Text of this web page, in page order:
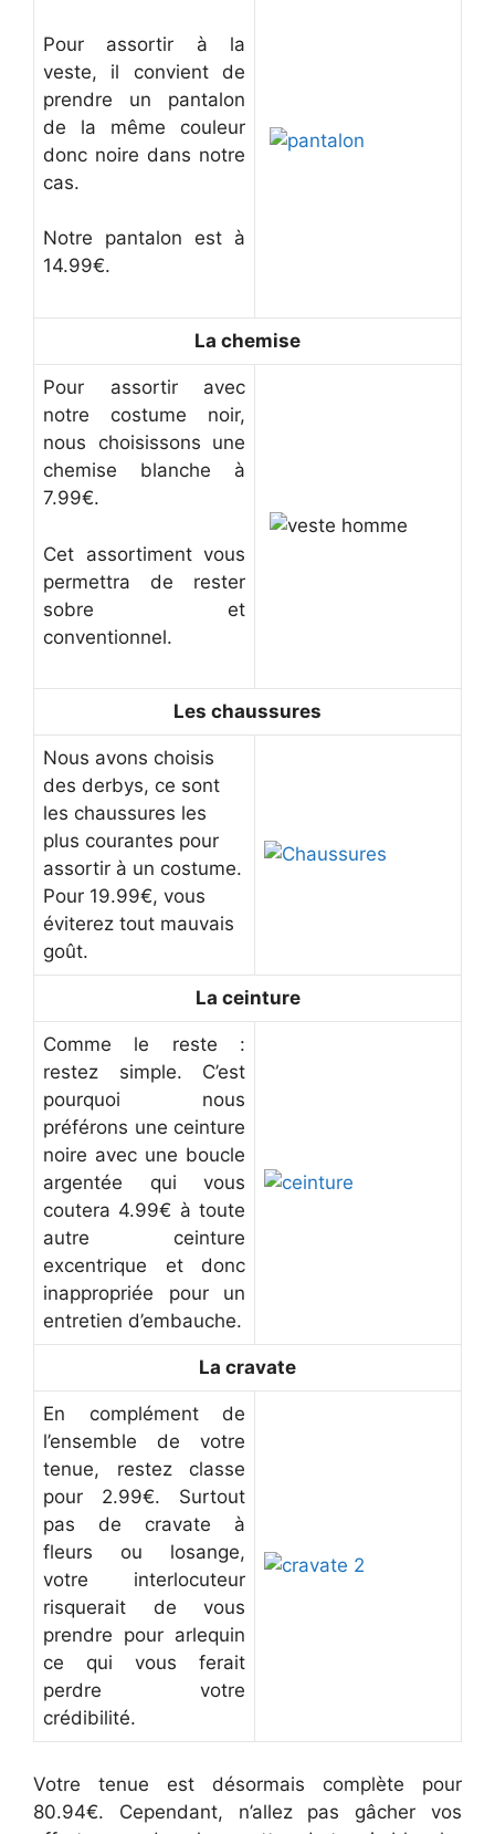
Pour assortir à la
veste, il convient de
prendre un pantalon
de la même couleur
donc noire dans notre
cas.
Notre pantalon est à
14.99€.
La chemise
Pour assortir avec
notre costume noir,
nous choisissons une
chemise blanche à
7.99€.
Cet assortiment vous
permettra de rester
sobre et
conventionnel.
Les chaussures
Nous avons choisis
des derbys, ce sont
les chaussures les
plus courantes pour
assortir à un costume.
Pour 19.99€, vous
éviterez tout mauvais
goût.
La ceinture
Comme le reste :
restez simple. C’est
pourquoi nous
préférons une ceinture
noire avec une boucle
argentée qui vous
coutera 4.99€ à toute
autre ceinture
excentrique et donc
inappropriée pour un
entretien d’embauche.
La cravate
En complément de
l’ensemble de votre
tenue, restez classe
pour 2.99€. Surtout
pas de cravate à
fleurs ou losange,
votre interlocuteur
risquerait de vous
prendre pour arlequin
ce qui vous ferait
perdre votre
crédibilité.
Votre tenue est désormais complète pour
80.94€. Cependant, n’allez pas gâcher vos